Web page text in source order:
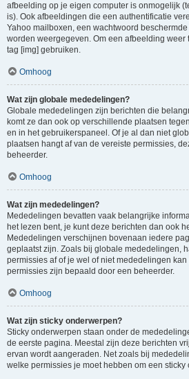
afbeelding op je eigen computer is onmogelijk
is). Ook afbeeldingen die een authentificatie
Yahoo mailboxen, een wachtwoord
worden weergegeven. Om een afbeelding weer
tag [img] gebruiken.
Omhoog
Wat zijn globale mededelingen?
Globale mededelingen zijn berichten die
komt ze dan ook op verschillende plaatsen
en in het gebruikerspaneel. Of je al dan niet
plaatsen hangt af van de vereiste permissies,
beheerder.
Omhoog
Wat zijn mededelingen?
Mededelingen bevatten vaak belangrijke
het lezen bent, je kunt deze berichten dan ook
Mededelingen verschijnen bovenaan iedere
geplaatst zijn. Zoals bij globale mededelingen,
permissies af of je wel of niet mededelingen
permissies zijn bepaald door een beheerder.
Omhoog
Wat zijn sticky onderwerpen?
Sticky onderwerpen staan onder de
de eerste pagina. Meestal zijn deze berichten
ervan wordt aangeraden. Net zoals bij
welke permissies je moet hebben om een